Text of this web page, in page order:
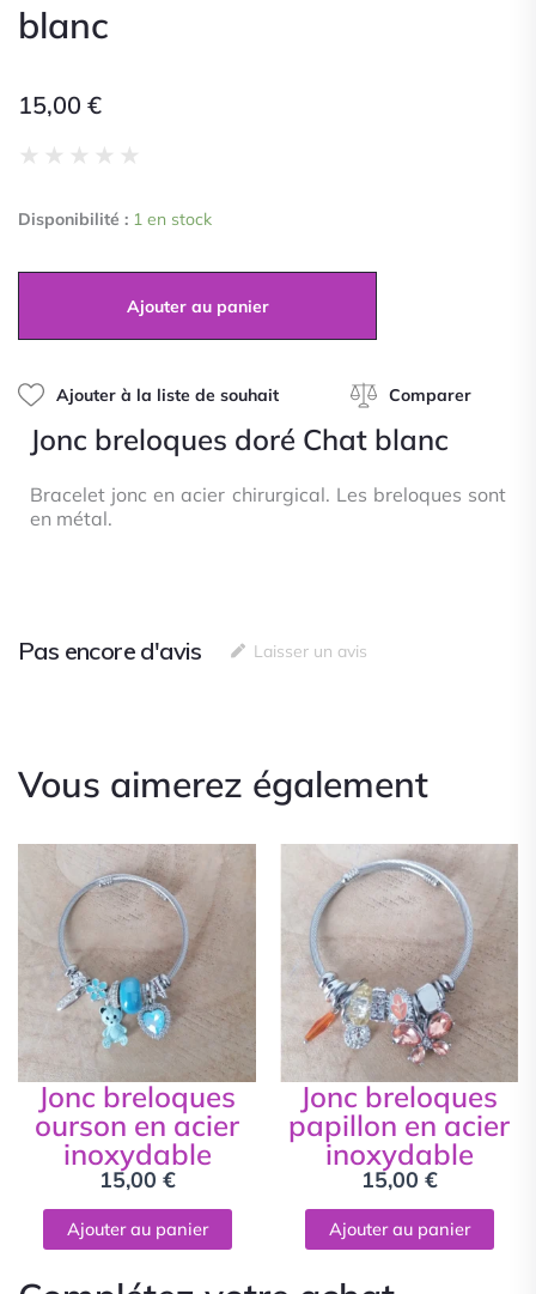
blanc
15,00 €
★ ★ ★ ★ ★
5
Disponibilité : 1 en stock
de
breloques
blanc
Ajouter au panier
Ajouter à la liste de souhait Comparer
Jonc breloques doré Chat blanc
Bracelet jonc en acier chirurgical. Les breloques sont
en métal.
Pas encore d'avis Laisser un avis
Vous aimerez également
Jonc breloques
ourson en acier
inoxydable
15,00 €
Ajouter au panier
Jonc breloques
papillon en acier
inoxydable
15,00 €
Ajouter au panier